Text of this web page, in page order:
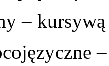
– kursywą